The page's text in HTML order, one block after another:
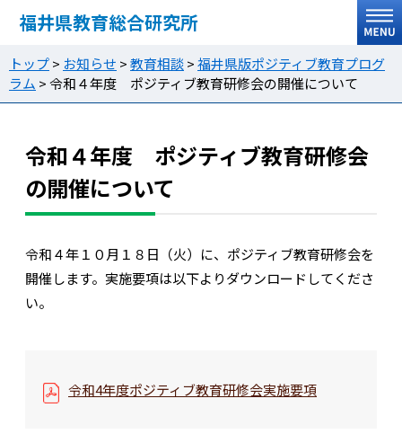
福井県教育総合研究所
トップ> お知らせ >教育相談>福井県版ポジティブ教育プログ
ラム >令和４年度 ポジティブ教育研修会の開催について
令和４年度 ポジティブ教育研修会
の開催について
令和４年１０月１８日（火）に、ポジティブ教育研修会を
開催します。実施要項は以下よりダウンロードしてくださ
い。
令和4年度ポジティブ教育研修会実施要項